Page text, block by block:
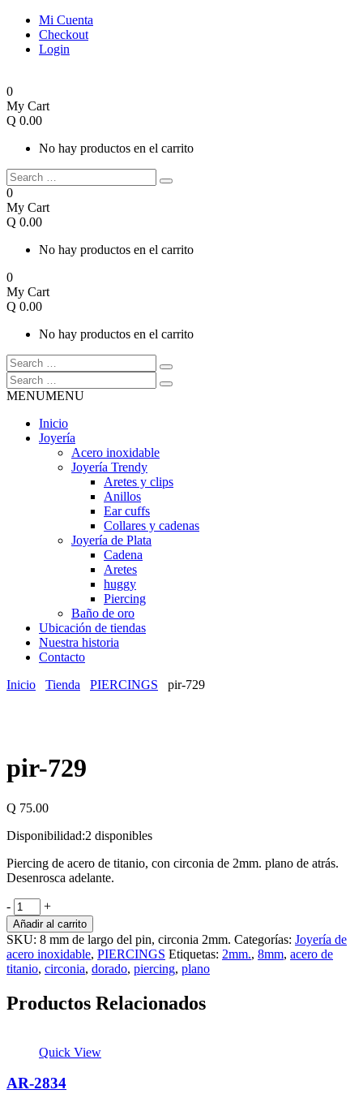
Mi Cuenta
Checkout
Login
0
My Cart
Q 0.00
No hay productos en el carrito
0
My Cart
Q 0.00
No hay productos en el carrito
0
My Cart
Q 0.00
No hay productos en el carrito
MENUMENU
Inicio
Joyería
Acero inoxidable
Joyería Trendy
Aretes y clips
Anillos
Ear cuffs
Collares y cadenas
Joyería de Plata
Cadena
Aretes
huggy
Piercing
Baño de oro
Ubicación de tiendas
Nuestra historia
Contacto
Inicio
Tienda PIERCINGS pir-729
pir-729
Q 75.00
Disponibilidad:2 disponibles
Piercing de acero de titanio, con circonia de 2mm. plano de atrás.
Desenrosca adelante.
- +
Añadir al carrito
SKU: 8 mm de largo del pin, circonia 2mm. Categorías: Joyería de
acero inoxidable, PIERCINGS Etiquetas: 2mm., 8mm, acero de
titanio, circonia, dorado, piercing, plano
Productos Relacionados
Quick View
AR-2834